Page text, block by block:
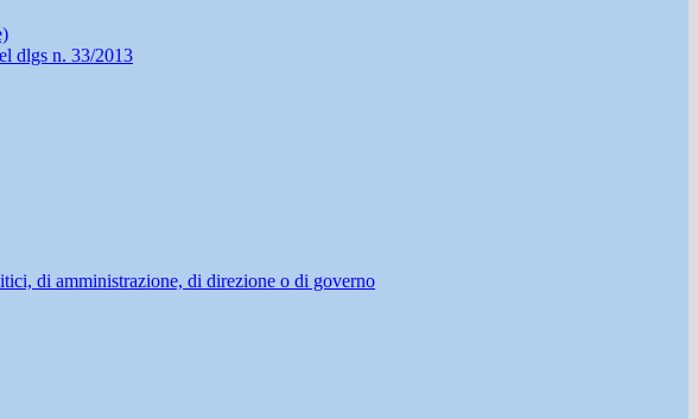
dlgs n. 33/2013
di amministrazione, di direzione o di governo